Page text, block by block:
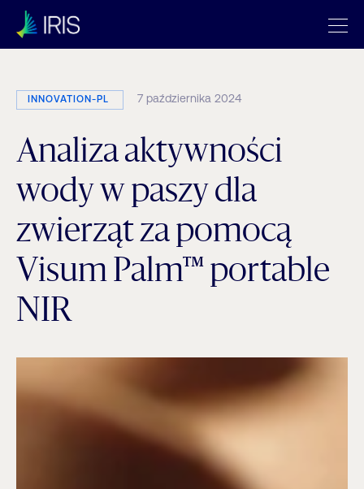
INNOVATION-PL 7 października 2024
Analiza aktywności
wody w paszy dla
zwierząt za pomocą
Visum Palm™ portable
NIR